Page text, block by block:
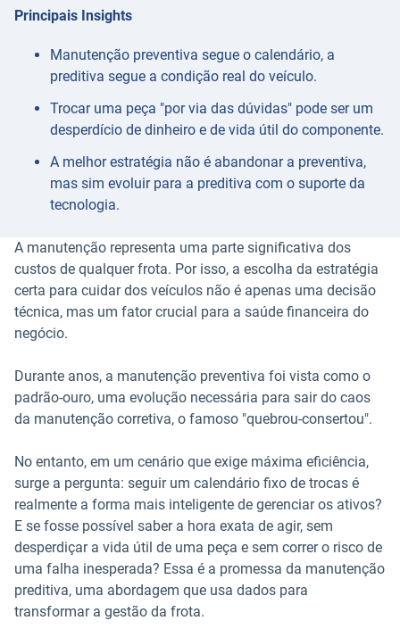
Principais Insights
Manutenção preventiva segue o calendário, a
preditiva segue a condição real do veículo.
Trocar uma peça "por via das dúvidas" pode ser um
desperdício de dinheiro e de vida útil do componente.
A melhor estratégia não é abandonar a preventiva,
mas sim evoluir para a preditiva com o suporte da
tecnologia.
A manutenção representa uma parte significativa dos
custos de qualquer frota. Por isso, a escolha da estratégia
certa para cuidar dos veículos não é apenas uma decisão
técnica, mas um fator crucial para a saúde financeira do
negócio.
Durante anos, a manutenção preventiva foi vista como o
padrão-ouro, uma evolução necessária para sair do caos
da manutenção corretiva, o famoso "quebrou-consertou".
No entanto, em um cenário que exige máxima eficiência,
surge a pergunta: seguir um calendário fixo de trocas é
realmente a forma mais inteligente de gerenciar os ativos?
E se fosse possível saber a hora exata de agir, sem
desperdiçar a vida útil de uma peça e sem correr o risco de
uma falha inesperada? Essa é a promessa da manutenção
preditiva, uma abordagem que usa dados para
transformar a gestão da frota.